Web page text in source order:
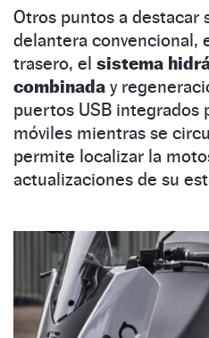
Otros puntos a destacar
delantera convencional,
trasero, el sistema
combinada y
puertos USB integrados
móviles mientras se
permite localizar la
actualizaciones de su